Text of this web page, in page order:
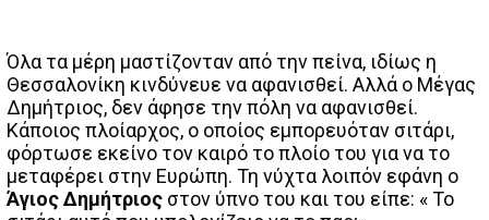
Όλα τα μέρη μαστίζονταν από την πείνα, ιδίως η
Θεσσαλονίκη κινδύνευε να αφανισθεί. Αλλά ο Μέγας
Δημήτριος, δεν άφησε την πόλη να αφανισθεί.
Κάποιος πλοίαρχος, ο οποίος εμπορευόταν σιτάρι,
φόρτωσε εκείνο τον καιρό το πλοίο του για να το
μεταφέρει στην Ευρώπη. Τη νύχτα λοιπόν εφάνη ο
Άγιος Δημήτριος στον ύπνο του και του είπε: « Το